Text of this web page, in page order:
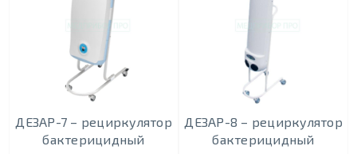
ДЕЗАР-7 – рециркулятор
бактерицидный
ДЕЗАР-8 – рециркулятор
бактерицидный